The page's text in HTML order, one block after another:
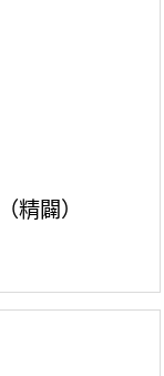
精闢）